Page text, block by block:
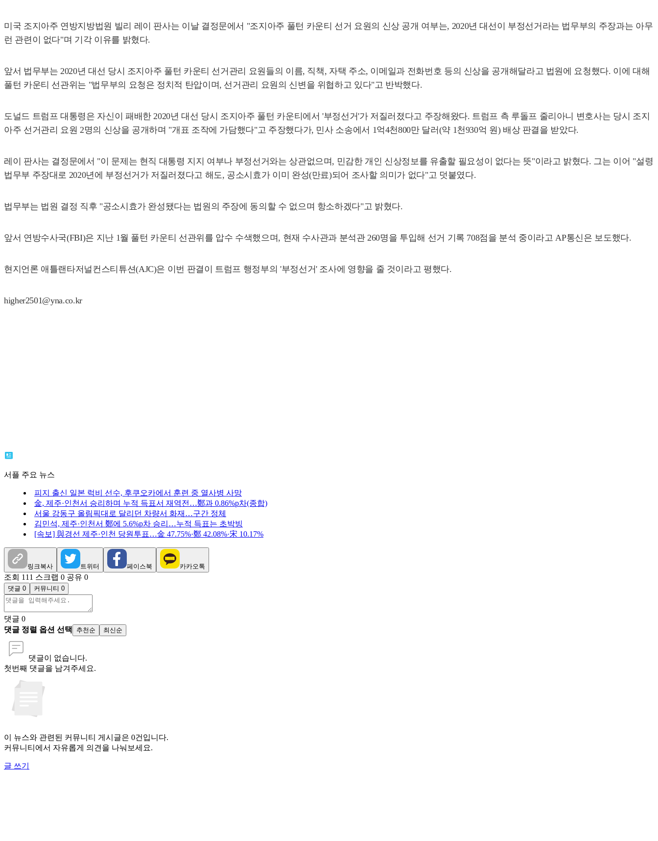
미국 조지아주 연방지방법원 빌리 레이 판사는 이날 결정문에서 "조지아주 풀턴 카운티 선거 요원의 신상 공개 여부는, 2020년 대선이 부정선거라는 법무부의 주장과는 아무
런 관련이 없다"며 기각 이유를 밝혔다.
앞서 법무부는 2020년 대선 당시 조지아주 풀턴 카운티 선거관리 요원들의 이름, 직책, 자택 주소, 이메일과 전화번호 등의 신상을 공개해달라고 법원에 요청했다. 이에 대해
풀턴 카운티 선관위는 "법무부의 요청은 정치적 탄압이며, 선거관리 요원의 신변을 위협하고 있다"고 반박했다.
도널드 트럼프 대통령은 자신이 패배한 2020년 대선 당시 조지아주 풀턴 카운티에서 '부정선거'가 저질러졌다고 주장해왔다. 트럼프 측 루돌프 줄리아니 변호사는 당시 조지
아주 선거관리 요원 2명의 신상을 공개하며 "개표 조작에 가담했다"고 주장했다가, 민사 소송에서 1억4천800만 달러(약 1천930억 원) 배상 판결을 받았다.
레이 판사는 결정문에서 "이 문제는 현직 대통령 지지 여부나 부정선거와는 상관없으며, 민감한 개인 신상정보를 유출할 필요성이 없다는 뜻"이라고 밝혔다. 그는 이어 "설령
법무부 주장대로 2020년에 부정선거가 저질러졌다고 해도, 공소시효가 이미 완성(만료)되어 조사할 의미가 없다"고 덧붙였다.
법무부는 법원 결정 직후 "공소시효가 완성됐다는 법원의 주장에 동의할 수 없으며 항소하겠다"고 밝혔다.
앞서 연방수사국(FBI)은 지난 1월 풀턴 카운티 선관위를 압수 수색했으며, 현재 수사관과 분석관 260명을 투입해 선거 기록 708점을 분석 중이라고 AP통신은 보도했다.
현지언론 애틀랜타저널컨스티튜션(AJC)은 이번 판결이 트럼프 행정부의 '부정선거' 조사에 영향을 줄 것이라고 평했다.
higher2501@yna.co.kr
서플 주요 뉴스
피지 출신 일본 럭비 선수, 후쿠오카에서 훈련 중 열사병 사망
金, 제주·인천서 승리하며 누적 득표서 재역전…鄭과 0.86%p차(종합)
서울 강동구 올림픽대로 달리던 차량서 화재…구간 정체
김민석, 제주·인천서 鄭에 5.6%p차 승리…누적 득표는 초박빙
[속보] 與경선 제주·인천 당원투표…金 47.75%·鄭 42.08%·宋 10.17%
링크복사 트위터 페이스북 카카오톡
조회 111 스크랩 0 공유 0
댓글 0 커뮤니티 0
댓글 0
댓글 정렬 옵션 선택
추천순 최신순
댓글이 없습니다.
첫번째 댓글을 남겨주세요.
이 뉴스와 관련된 커뮤니티 게시글은 0건입니다.
커뮤니티에서 자유롭게 의견을 나눠보세요.
글 쓰기